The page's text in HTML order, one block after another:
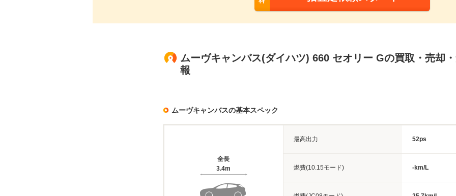
ムーヴキャンバス(ダイハツ) 660 セオリー Gの買取・売却
報
ムーヴキャンバスの基本スペック
全長
3.4m
最高出力 52ps
燃費(10.15モード) -km/L